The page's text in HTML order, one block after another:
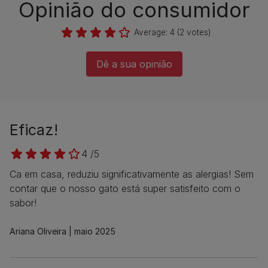
Opinião do consumidor​
Average: 4 (2 votes)
Dê a sua opinião​
Eficaz!
4 /5
Ca em casa, reduziu significativamente as alergias! Sem
contar que o nosso gato está super satisfeito com o
sabor!
Ariana Oliveira maio 2025